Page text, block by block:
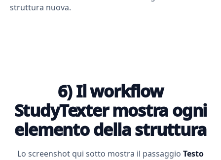
struttura nuova.
6) Il workflow
StudyTexter mostra ogni
elemento della struttura
Lo screenshot qui sotto mostra il passaggio Testo